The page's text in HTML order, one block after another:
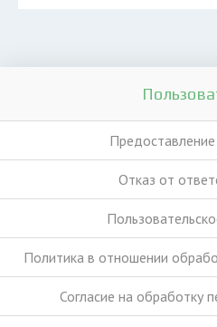
Отказ от
Политика в отношении
Согласие на обработку